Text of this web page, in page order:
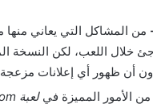
من المشاكل التي يعاني
خلال اللعب، لكن النسخة
أن ظهور أي إعلانات
من الأمور المميزة فيلعبة ‏My Talking Tom مهكرة